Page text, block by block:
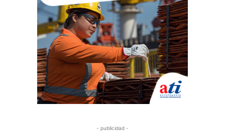
- publicidad -